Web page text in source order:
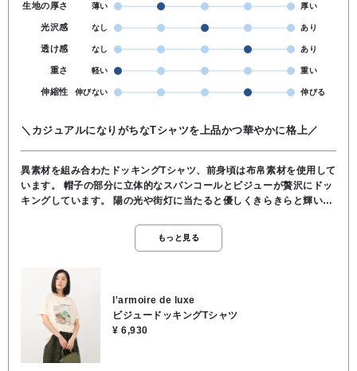
生地の厚さ 薄い 厚い
光沢感 なし あり
透け感 なし あり
重さ 軽い 重い
伸縮性 伸びない 伸びる
＼カジュアルになりがちなTシャツを上品かつ華やかに格上／
異素材を組み合わたドッキングTシャツ、前身頃は布帛素材を使用して
います。 帽子の部分に立体的なスパンコールとビジューが贅沢にドッ
キングしています。 陽の光や街灯に当たると優しくきらきらと輝い
もラフになりすぎず、綺麗めなスカートやスラックスとも相性が良い
着です。 「総レースのスカート」やマキシ丈のスカートと合わせるこ
とで、「カジュアルときれいめのミックススタイル」のコーディネー
トになります♪ ★着丈 63cm ★肩幅 41cm ★身幅 54cm ★袖丈
21cm ●手洗い可能 ●本体／綿90％, 麻10％, ●別布／綿70％, ポリ
エステル30％
もっと見る
l'armoire de luxe
ビジュードッキングTシャツ
¥ 6,930